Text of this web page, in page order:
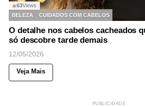
◉63Views
BELEZA
CUIDADOS COM CABELOS
O detalhe nos cabelos cacheados
só descobre tarde demais
12/05/2026
Veja Mais
PUBLICIDADE